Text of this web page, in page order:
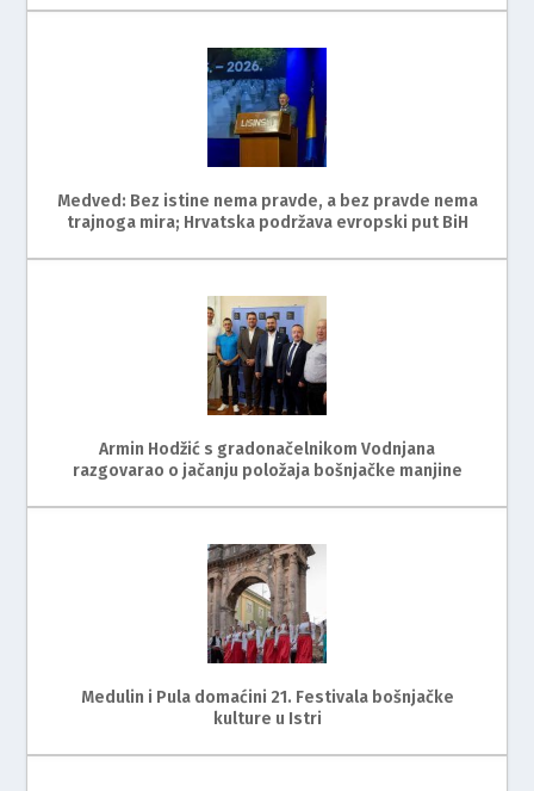
Medved: Bez istine nema pravde, a bez pravde nema
trajnoga mira; Hrvatska podržava evropski put BiH
Armin Hodžić s gradonačelnikom Vodnjana
razgovarao o jačanju položaja bošnjačke manjine
Medulin i Pula domaćini 21. Festivala bošnjačke
kulture u Istri